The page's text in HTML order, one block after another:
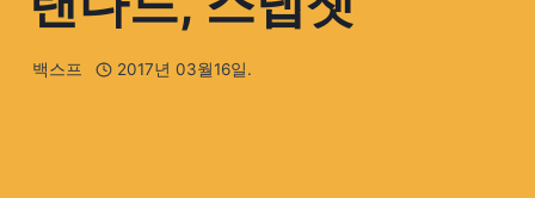
백스프 2017년 03월16일.